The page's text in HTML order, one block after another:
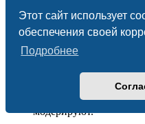
Этот сайт использует
обеспечения своей
Подробнее
Вернуться к началу
На этой странице вы
модераторов
такую как сведения о
модерируют.